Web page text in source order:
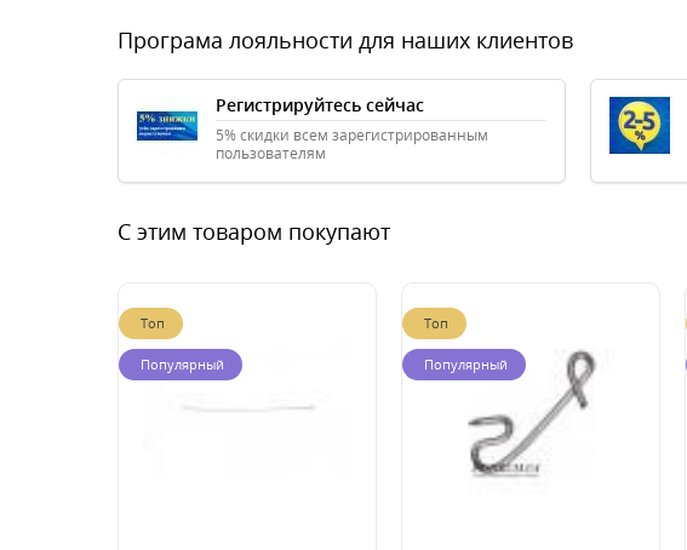
Програма лояльности для наших клиентов
Регистрируйтесь сейчас
5% скидки всем зарегистрированным
пользователям
С этим товаром покупают
Топ
Популярный
Топ
Популярный